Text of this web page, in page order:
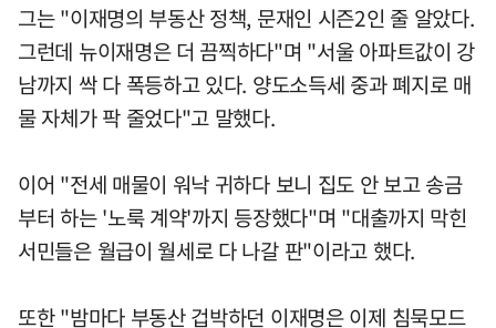
그는 "이재명의 부동산 정책, 문재인 시즌2인 줄 알았다.
그런데 뉴이재명은 더 끔찍하다"며 "서울 아파트값이 강
남까지 싹 다 폭등하고 있다. 양도소득세 중과 폐지로 매
물 자체가 팍 줄었다"고 말했다.
이어 "전세 매물이 워낙 귀하다 보니 집도 안 보고 송금
부터 하는 '노룩 계약'까지 등장했다"며 "대출까지 막힌
서민들은 월급이 월세로 다 나갈 판"이라고 했다.
또한 "밤마다 부동산 겁박하던 이재명은 이제 침묵모드